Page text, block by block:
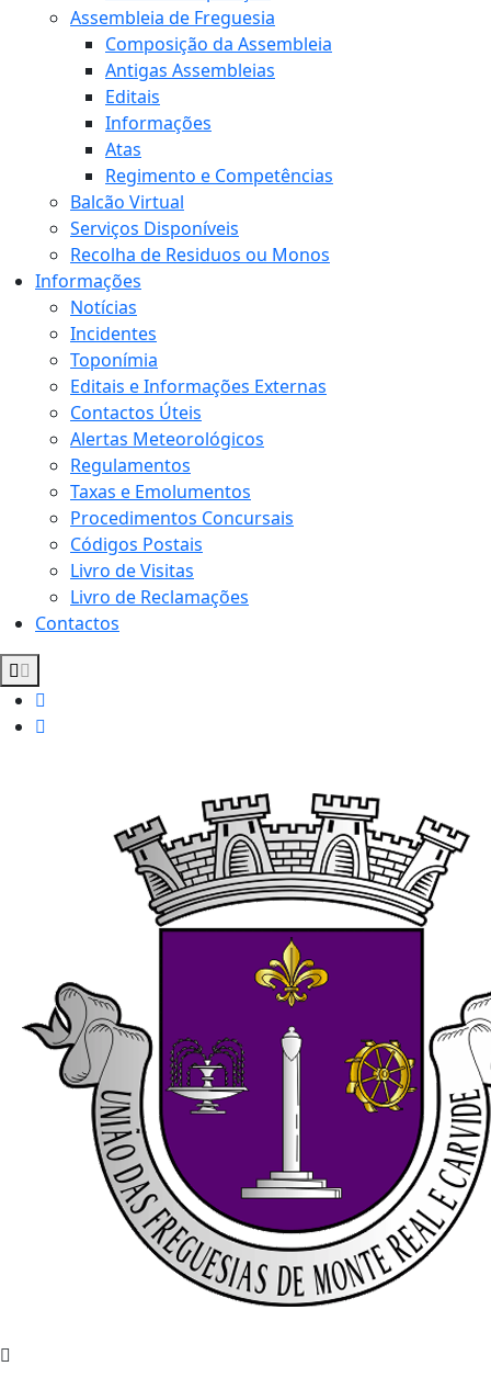
Assembleia de Freguesia
Composição da Assembleia
Antigas Assembleias
Editais
Informações
Atas
Regimento e Competências
Balcão Virtual
Serviços Disponíveis
Recolha de Residuos ou Monos
Informações
Notícias
Incidentes
Toponímia
Editais e Informações Externas
Contactos Úteis
Alertas Meteorológicos
Regulamentos
Taxas e Emolumentos
Procedimentos Concursais
Códigos Postais
Livro de Visitas
Livro de Reclamações
Contactos